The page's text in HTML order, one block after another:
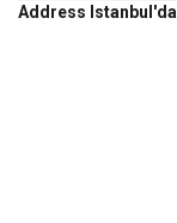
Address